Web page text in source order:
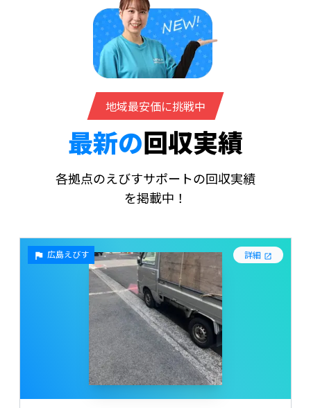
地域最安価に挑戦中
最新の回収実績
各拠点のえびすサポートの回収実績
を掲載中！
広島えびす 詳細